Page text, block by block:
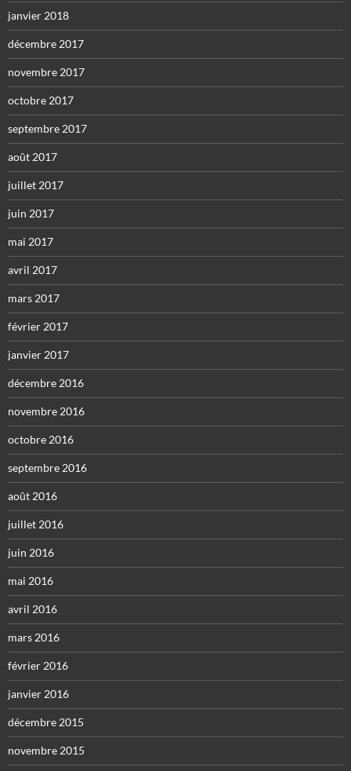
janvier 2018
décembre 2017
novembre 2017
octobre 2017
septembre 2017
août 2017
juillet 2017
juin 2017
mai 2017
avril 2017
mars 2017
février 2017
janvier 2017
décembre 2016
novembre 2016
octobre 2016
septembre 2016
août 2016
juillet 2016
juin 2016
mai 2016
avril 2016
mars 2016
février 2016
janvier 2016
décembre 2015
novembre 2015